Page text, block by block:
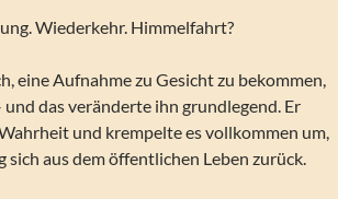
Wiederkehr. Himmelfahrt?
eine Aufnahme zu Gesicht zu bekommen,
das veränderte ihn grundlegend. Er
und krempelte es vollkommen um,
sich aus dem öffentlichen Leben zurück.